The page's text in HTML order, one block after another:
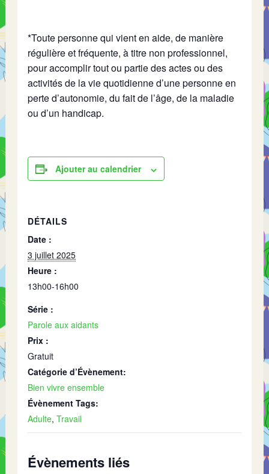
*Toute personne qui vient en aide, de manière
régulière et fréquente, à titre non professionnel,
pour accomplir tout ou partie des actes ou des
activités de la vie quotidienne d’une personne en
perte d’autonomie, du fait de l’âge, de la maladie
ou d’un handicap.
Ajouter au calendrier
DÉTAILS
Date :
3 juillet 2025
Heure :
13h00-16h00
Série :
Parole aux aidants
Prix :
Gratuit
Catégorie d’Évènement:
Bien vivre ensemble
Évènement Tags:
Adulte,Travail
Évènements liés